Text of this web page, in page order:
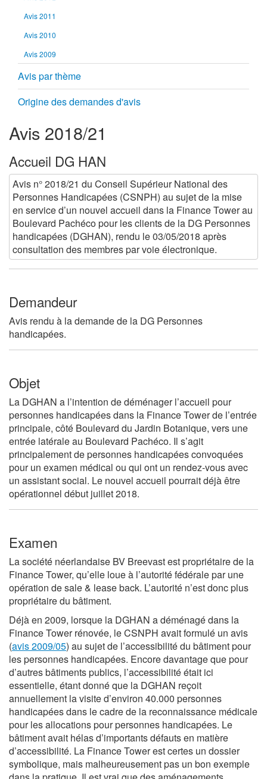
Avis 2011
Avis 2010
Avis 2009
Avis par thème
Origine des demandes d'avis
Avis 2018/21
Accueil DG HAN
Avis n° 2018/21 du Conseil Supérieur National des
Personnes Handicapées (CSNPH) au sujet de la mise
en service d’un nouvel accueil dans la Finance Tower au
Boulevard Pachéco pour les clients de la DG Personnes
handicapées (DGHAN), rendu le 03/05/2018 après
consultation des membres par voie électronique.
Demandeur
Avis rendu à la demande de la DG Personnes
handicapées.
Objet
La DGHAN a l’intention de déménager l’accueil pour
personnes handicapées dans la Finance Tower de l’entrée
principale, côté Boulevard du Jardin Botanique, vers une
entrée latérale au Boulevard Pachéco. Il s’agit
principalement de personnes handicapées convoquées
pour un examen médical ou qui ont un rendez-vous avec
un assistant social. Le nouvel accueil pourrait déjà être
opérationnel début juillet 2018.
Examen
La société néerlandaise BV Breevast est propriétaire de la
Finance Tower, qu’elle loue à l’autorité fédérale par une
opération de sale & lease back. L’autorité n’est donc plus
propriétaire du bâtiment.
Déjà en 2009, lorsque la DGHAN a déménagé dans la
Finance Tower rénovée, le CSNPH avait formulé un avis
(avis 2009/05) au sujet de l’accessibilité du bâtiment pour
les personnes handicapées. Encore davantage que pour
d’autres bâtiments publics, l’accessibilité était ici
essentielle, étant donné que la DGHAN reçoit
annuellement la visite d’environ 40.000 personnes
handicapées dans le cadre de la reconnaissance médicale
pour les allocations pour personnes handicapées. Le
bâtiment avait hélas d’importants défauts en matière
d’accessibilité. La Finance Tower est certes un dossier
symbolique, mais malheureusement pas un bon exemple